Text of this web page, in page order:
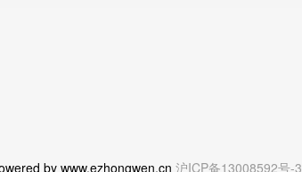
by www.ezhongwen.cn 沪ICP备13008592号-3